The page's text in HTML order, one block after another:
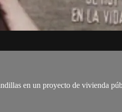
en un proyecto de vivienda